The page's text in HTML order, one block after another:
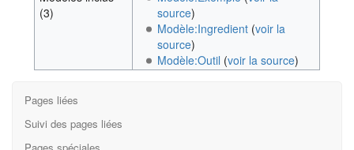
(3)
source)
Modèle:Ingredient (voir la
source)
Modèle:Outil (voir la source)
Pages liées
Suivi des pages liées